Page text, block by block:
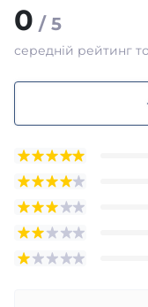
0 / 5
середній рейтинг